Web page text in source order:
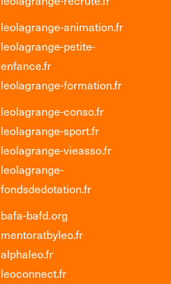
leolagrange-animation.fr
leolagrange-petite-
enfance.fr
leolagrange-formation.fr
leolagrange-conso.fr
leolagrange-sport.fr
leolagrange-vieasso.fr
leolagrange-
fondsdedotation.fr
bafa-bafd.org
mentoratbyleo.fr
alphaleo.fr
leoconnect.fr